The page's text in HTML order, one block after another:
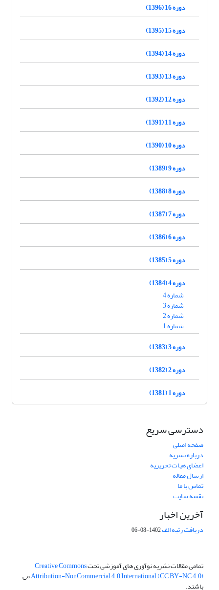
دوره 16 (1396)
دوره 15 (1395)
دوره 14 (1394)
دوره 13 (1393)
دوره 12 (1392)
دوره 11 (1391)
دوره 10 (1390)
دوره 9 (1389)
دوره 8 (1388)
دوره 7 (1387)
دوره 6 (1386)
دوره 5 (1385)
دوره 4 (1384)
شماره 4
شماره 3
شماره 2
شماره 1
دوره 3 (1383)
دوره 2 (1382)
دوره 1 (1381)
دسترسی سریع
صفحه اصلی
درباره نشریه
اعضای هیات تحریریه
ارسال مقاله
تماس با ما
نقشه سایت
آخرین اخبار
دریافت رتبه الف1402-08-06
تمامی مقالات نشریه نوآوری های آموزشی تحتCreative Commons
Attribution-NonCommercial 4.0 International (CC BY-NC 4.0)می
باشند.